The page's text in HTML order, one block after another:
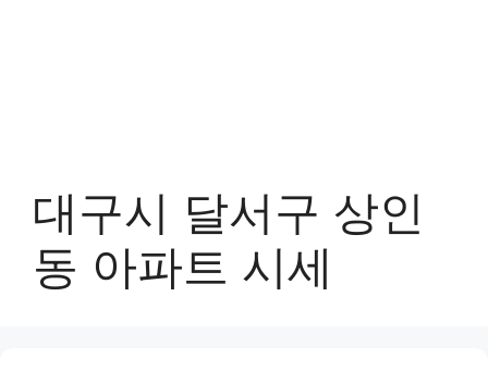
대구시 달서구 상인
동 아파트 시세